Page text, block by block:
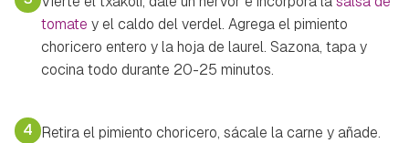
tomate y el caldo del verdel. Agrega el pimiento
choricero entero y la hoja de laurel. Sazona, tapa y
cocina todo durante 20-25 minutos.
4 Retira el pimiento choricero, sácale la carne y añade.